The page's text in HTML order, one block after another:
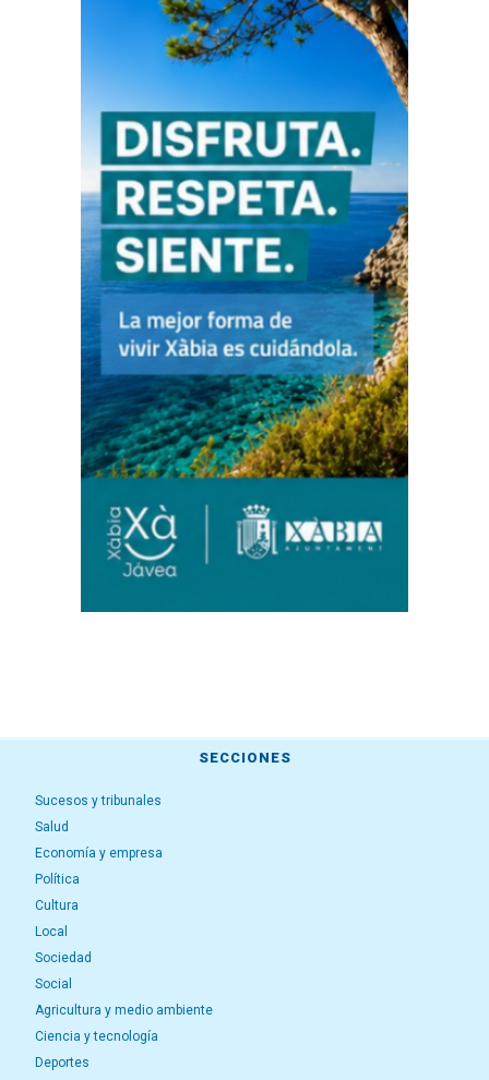
SECCIONES
Sucesos y tribunales
Salud
Economía y empresa
Política
Cultura
Local
Sociedad
Social
Agricultura y medio ambiente
Ciencia y tecnología
Deportes